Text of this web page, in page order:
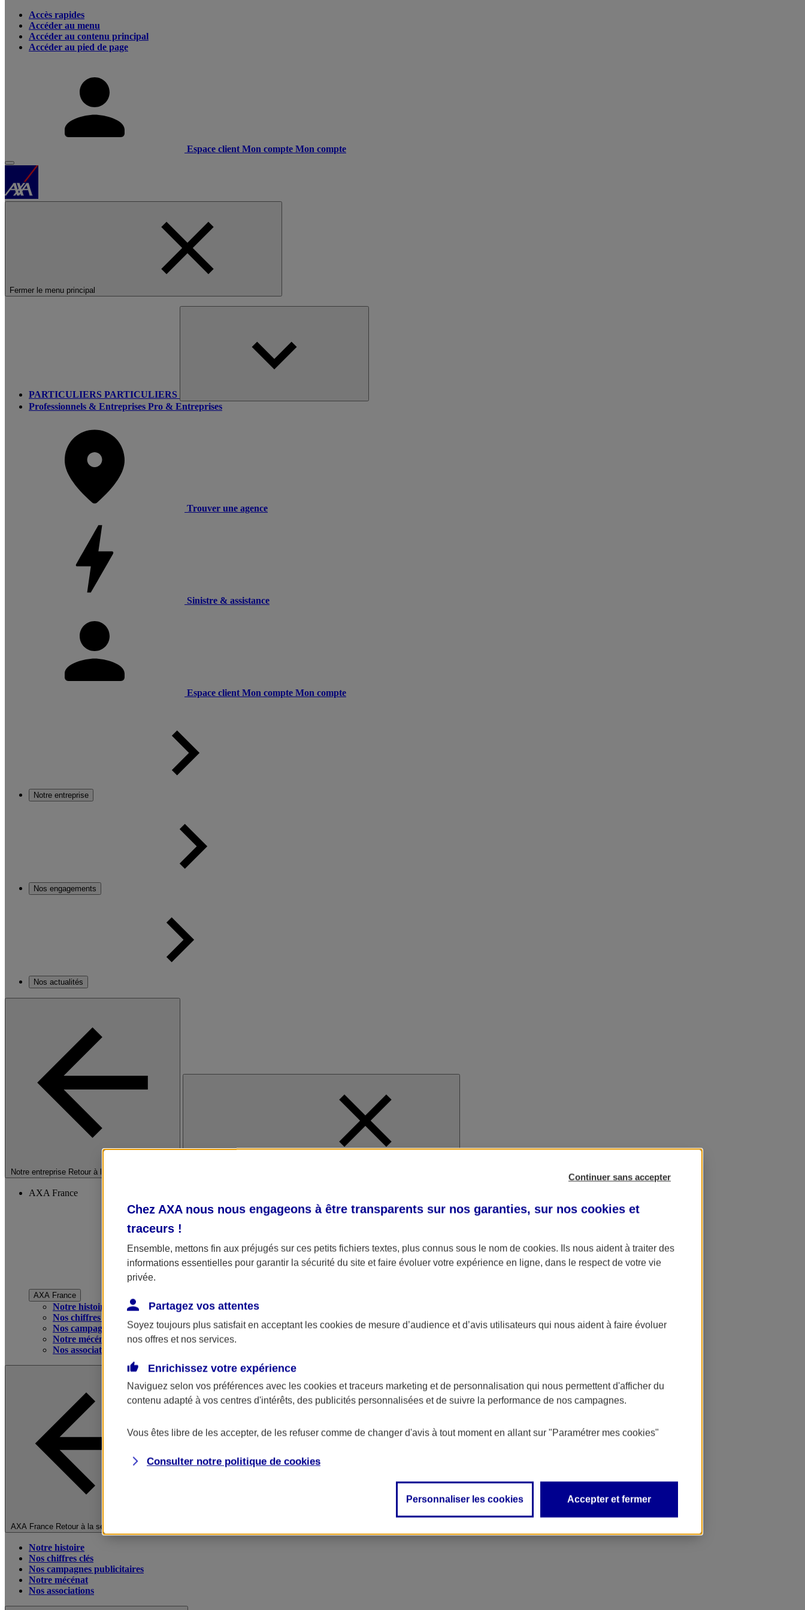
Accès rapides
Accéder au menu
Accéder au contenu principal
Accéder au pied de page
Espace client Mon compte Mon compte
Fermer le menu principal
PARTICULIERS PARTICULIERS
Professionnels & Entreprises Pro & Entreprises
Trouver une agence
Sinistre & assistance
Espace client Mon compte Mon compte
Notre entreprise
Nos engagements
Nos actualités
Notre entreprise Retour à la section précédente
AXA France
AXA France
Notre histoire
Nos chiffres clés
Nos campagnes publicitaires
Notre mécénat
Nos associations
AXA France Retour à la section précédente
Notre histoire
Nos chiffres clés
Nos campagnes publicitaires
Notre mécénat
Nos associations
Continuer sans accepter
Chez AXA nous nous engageons à être transparents sur nos garanties, sur nos cookies et
traceurs !
Ensemble, mettons fin aux préjugés sur ces petits fichiers textes, plus connus sous le nom de cookies. Ils nous aident à traiter des
informations essentielles pour garantir la sécurité du site et faire évoluer votre expérience en ligne, dans le respect de votre vie
privée.
Partagez vos attentes
Soyez toujours plus satisfait en acceptant les cookies de mesure d’audience et d’avis utilisateurs qui nous aident à faire évoluer
nos offres et nos services.
Enrichissez votre expérience
Naviguez selon vos préférences avec les cookies et traceurs marketing et de personnalisation qui nous permettent d'afficher du
contenu adapté à vos centres d'intérêts, des publicités personnalisées et de suivre la performance de nos campagnes.
Vous êtes libre de les accepter, de les refuser comme de changer d'avis à tout moment en allant sur "Paramétrer mes cookies"
Consulter notre politique de cookies
Personnaliser les cookies Accepter et fermer